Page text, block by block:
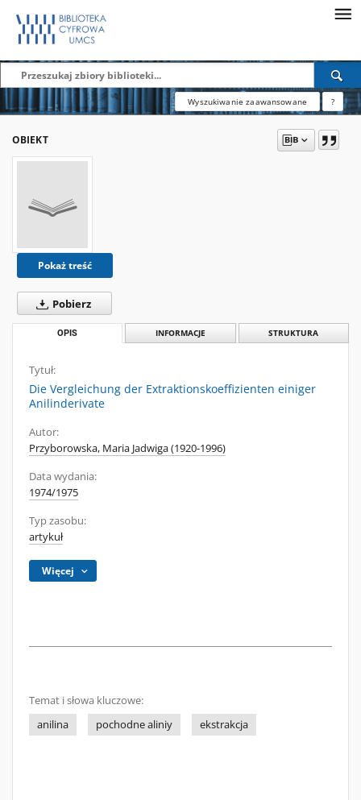
Wyszukiwanie zaawansowane ?
OBIEKT
Pokaż treść
Pobierz
OPIS INFORMACJE STRUKTURA
Tytuł:
Die Vergleichung der Extraktionskoeffizienten einiger
Anilinderivate
Autor:
Przyborowska, Maria Jadwiga (1920-1996)
Data wydania:
1974/1975
Typ zasobu:
artykuł
Więcej
Temat i słowa kluczowe:
anilina
pochodne aliniy ekstrakcja